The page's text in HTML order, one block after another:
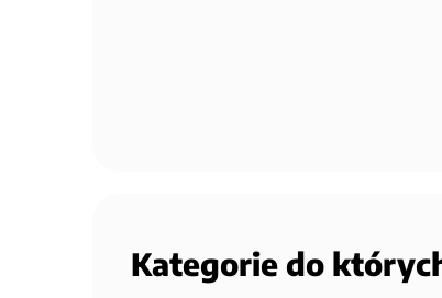
Kategorie do